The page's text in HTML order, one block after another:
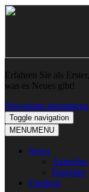
Skip
Skip
Erfahren Sie als Erster,
was es Neues gibt!
Newsletter abonnieren
Toggle navigation
MENUMENU
News
Aktuelles
Ratgeber
Fanshop